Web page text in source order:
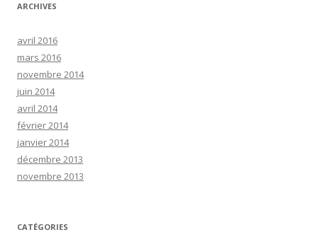
ARCHIVES
avril 2016
mars 2016
novembre 2014
juin 2014
avril 2014
février 2014
janvier 2014
décembre 2013
novembre 2013
CATÉGORIES